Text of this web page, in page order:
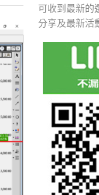
可收到最新的
分享及最新活